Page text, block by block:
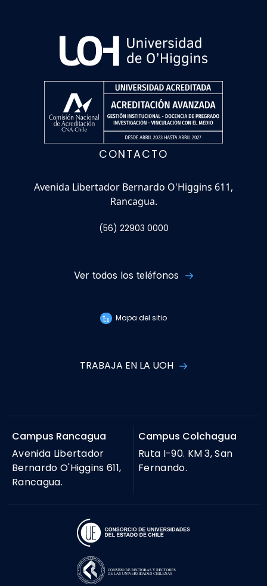
CONTACTO
Avenida Libertador Bernardo O'Higgins 611,
Rancagua.
(56) 22903 0000
Ver todos los teléfonos
Mapa del sitio
TRABAJA EN LA UOH
Campus Rancagua
Avenida Libertador
Bernardo O'Higgins 611,
Rancagua.
Campus Colchagua
Ruta I-90. KM 3, San
Fernando.